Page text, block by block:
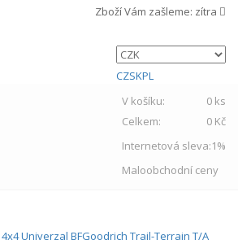
Zboží Vám zašleme: zítra
CZSKPL
V košíku:
0 ks
Celkem:
0 Kč
Internetová sleva:1%
Maloobchodní ceny
4x4Univerzal BFGoodrich Trail-Terrain T/A